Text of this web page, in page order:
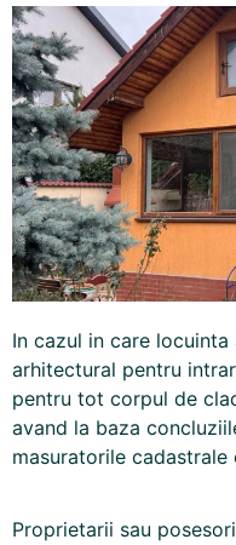
In cazul in care
arhitectural pentru
pentru tot corpul de
avand la baza
masuratorile
Proprietarii sau